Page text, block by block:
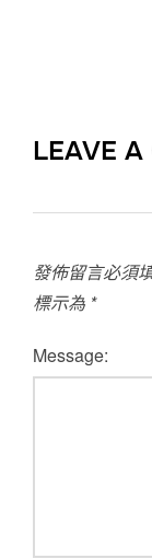
LEAVE A
發佈留言必須
標示為 *
Message: